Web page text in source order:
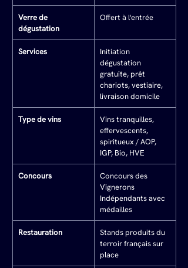
Verre de
dégustation
Offert à l'entrée
Services
Initiation
dégustation
gratuite, prêt
chariots, vestiaire,
livraison domicile
Type de vins
Vins tranquilles,
effervescents,
spiritueux / AOP,
IGP, Bio, HVE
Concours
Concours des
Vignerons
Indépendants avec
médailles
Restauration
Stands produits du
terroir français sur
place